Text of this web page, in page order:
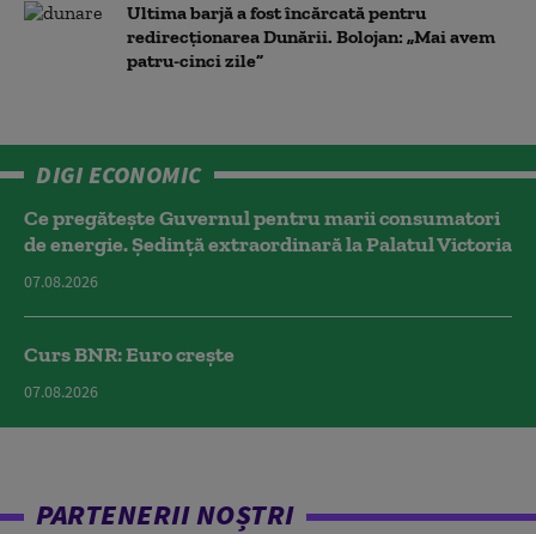
Ultima barjă a fost încărcată pentru
redirecționarea Dunării. Bolojan: „Mai avem
patru-cinci zile”
DIGI ECONOMIC
Ce pregătește Guvernul pentru marii consumatori
de energie. Ședință extraordinară la Palatul Victoria
07.08.2026
Curs BNR: Euro crește
07.08.2026
PARTENERII NOȘTRI